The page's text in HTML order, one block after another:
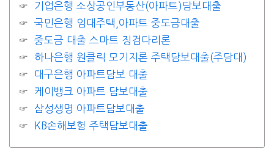
기업은행 소상공인부동산(아파트)담보대출
국민은행 임대주택,아파트 중도금대출
중도금 대출 스마트 징검다리론
하나은행 원클릭 모기지론 주택담보대출(주담대)
대구은행 아파트담보 대출
케이뱅크 아파트 담보대출
삼성생명 아파트담보대출
KB손해보험 주택담보대출